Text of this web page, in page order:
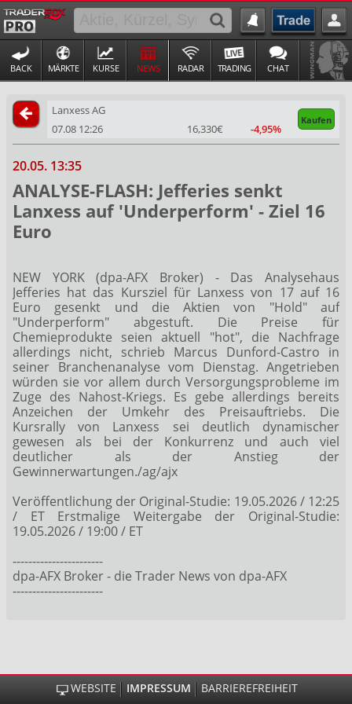
BACK MÄRKTE KURSE NEWS RADAR TRADING CHAT
Lanxess AG
Kaufen
07.08 12:26 16,330€ -4,95%
20.05. 13:35
ANALYSE-FLASH: Jefferies senkt
Lanxess auf 'Underperform' - Ziel 16
Euro
NEW YORK (dpa-AFX Broker) - Das Analysehaus
Jefferies hat das Kursziel für Lanxessvon 17 auf 16
Euro gesenkt und die Aktien von "Hold" auf
"Underperform" abgestuft. Die Preise für
Chemieprodukte seien aktuell "hot", die Nachfrage
allerdings nicht, schrieb Marcus Dunford-Castro in
seiner Branchenanalyse vom Dienstag. Angetrieben
würden sie vor allem durch Versorgungsprobleme im
Zuge des Nahost-Kriegs. Es gebe allerdings bereits
Anzeichen der Umkehr des Preisauftriebs. Die
Kursrally von Lanxess sei deutlich dynamischer
gewesen als bei der Konkurrenz und auch viel
deutlicher als der Anstieg der
Gewinnerwartungen./ag/ajx
Veröffentlichung der Original-Studie: 19.05.2026 / 12:25
/ ET Erstmalige Weitergabe der Original-Studie:
19.05.2026 / 19:00 / ET
-----------------------
dpa-AFX Broker - die Trader News von dpa-AFX
-----------------------
WEBSITE IMPRESSUM BARRIEREFREIHEIT